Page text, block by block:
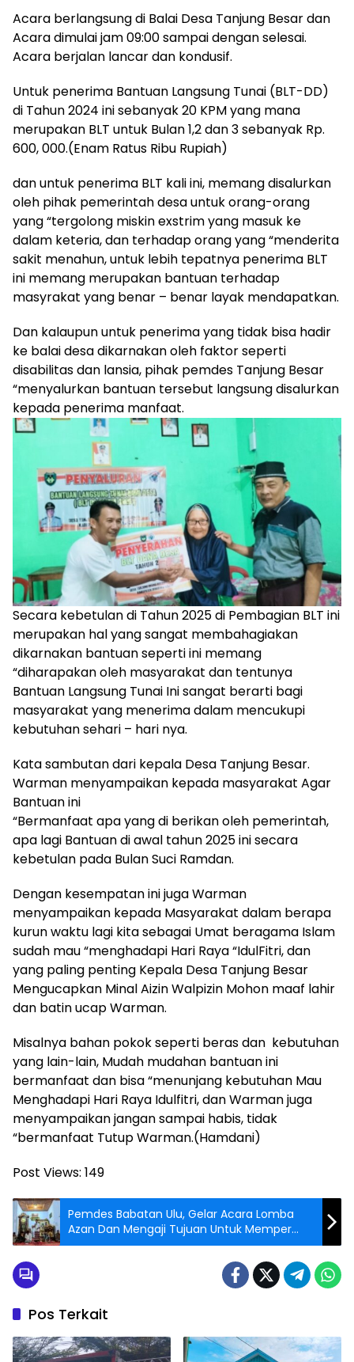
Acara berlangsung di Balai Desa Tanjung Besar dan
Acara dimulai jam 09:00 sampai dengan selesai.
Acara berjalan lancar dan kondusif.
Untuk penerima Bantuan Langsung Tunai (BLT-DD)
di Tahun 2024 ini sebanyak 20 KPM yang mana
merupakan BLT untuk Bulan 1,2 dan 3 sebanyak Rp.
600, 000.(Enam Ratus Ribu Rupiah)
dan untuk penerima BLT kali ini, memang disalurkan
oleh pihak pemerintah desa untuk orang-orang
yang “tergolong miskin exstrim yang masuk ke
dalam keteria, dan terhadap orang yang “menderita
sakit menahun, untuk lebih tepatnya penerima BLT
ini memang merupakan bantuan terhadap
masyrakat yang benar – benar layak mendapatkan.
Dan kalaupun untuk penerima yang tidak bisa hadir
ke balai desa dikarnakan oleh faktor seperti
disabilitas dan lansia, pihak pemdes Tanjung Besar
“menyalurkan bantuan tersebut langsung disalurkan
kepada penerima manfaat.
Secara kebetulan di Tahun 2025 di Pembagian BLT ini
merupakan hal yang sangat membahagiakan
dikarnakan bantuan seperti ini memang
“diharapakan oleh masyarakat dan tentunya
Bantuan Langsung Tunai Ini sangat berarti bagi
masyarakat yang menerima dalam mencukupi
kebutuhan sehari – hari nya.
Kata sambutan dari kepala Desa Tanjung Besar.
Warman menyampaikan kepada masyarakat Agar
Bantuan ini
“Bermanfaat apa yang di berikan oleh pemerintah,
apa lagi Bantuan di awal tahun 2025 ini secara
kebetulan pada Bulan Suci Ramdan.
Dengan kesempatan ini juga Warman
menyampaikan kepada Masyarakat dalam berapa
kurun waktu lagi kita sebagai Umat beragama Islam
sudah mau “menghadapi Hari Raya “IdulFitri, dan
yang paling penting Kepala Desa Tanjung Besar
Mengucapkan Minal Aizin Walpizin Mohon maaf lahir
dan batin ucap Warman.
Misalnya bahan pokok seperti beras dan kebutuhan
yang lain-lain, Mudah mudahan bantuan ini
bermanfaat dan bisa “menunjang kebutuhan Mau
Menghadapi Hari Raya Idulfitri, dan Warman juga
menyampaikan jangan sampai habis, tidak
“bermanfaat Tutup Warman.(Hamdani)
Post Views: 149
Pemdes Babatan Ulu, Gelar Acara Lomba
Azan Dan Mengaji Tujuan Untuk Memper
Erat Tali Silaturahim.
Pos Terkait